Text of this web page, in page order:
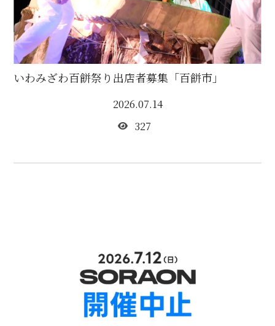
いわみざわ百餅祭り出店者募集「百餅市」
2026.07.14
327